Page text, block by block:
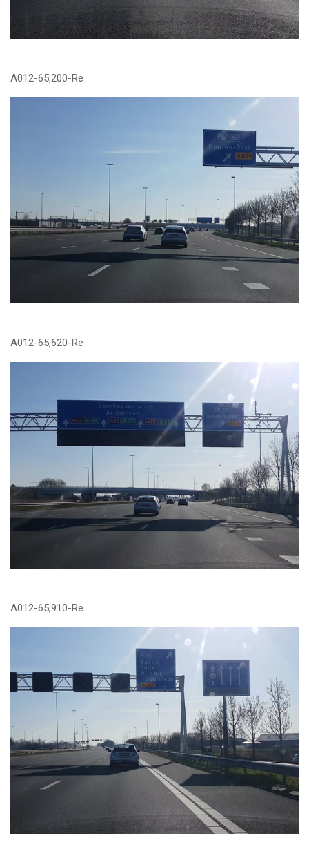
A012-65,200-Re
A012-65,620-Re
A012-65,910-Re